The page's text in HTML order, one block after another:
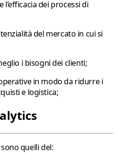
dei processi di
del mercato in cui si
i bisogni dei clienti;
in modo da ridurre i
e logistica;
quelli del: